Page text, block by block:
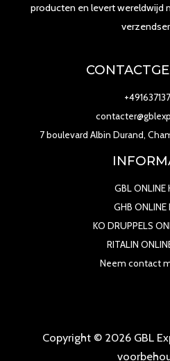
producten en levert wereldwijd
7 boulevard Albin Durand,
GBL ONLINE
GHB ONLINE
KO DRUPPELS
RITALIN
Neem contact
Copyright © 2026 GBL